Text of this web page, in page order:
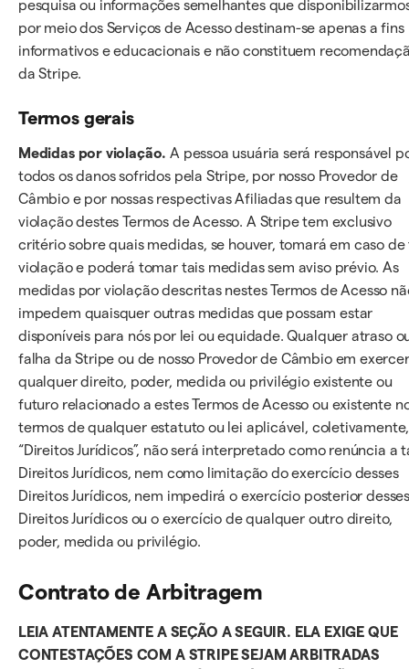
pesquisa ou informações semelhantes que
por meio dos Serviços de Acesso destinam-se apenas a fins
informativos e educacionais e não constituem
da Stripe.
Termos gerais
Medidas por violação. A pessoa usuária será responsável
todos os danos sofridos pela Stripe, por nosso Provedor de
Câmbio e por nossas respectivas Afiliadas que resultem da
violação destes Termos de Acesso. A Stripe tem exclusivo
critério sobre quais medidas, se houver, tomará em caso de
violação e poderá tomar tais medidas sem aviso prévio. As
medidas por violação descritas nestes Termos de Acesso
impedem quaisquer outras medidas que possam estar
disponíveis para nós por lei ou equidade. Qualquer atraso
falha da Stripe ou de nosso Provedor de Câmbio em exercer
qualquer direito, poder, medida ou privilégio existente ou
futuro relacionado a estes Termos de Acesso ou existente
termos de qualquer estatuto ou lei aplicável, coletivamente,
“Direitos Jurídicos”, não será interpretado como renúncia a
Direitos Jurídicos, nem como limitação do exercício desses
Direitos Jurídicos, nem impedirá o exercício posterior
Direitos Jurídicos ou o exercício de qualquer outro direito,
poder, medida ou privilégio.
Contrato de Arbitragem
LEIA ATENTAMENTE A SEÇÃO A SEGUIR. ELA EXIGE QUE
CONTESTAÇÕES COM A STRIPE SEJAM ARBITRADAS